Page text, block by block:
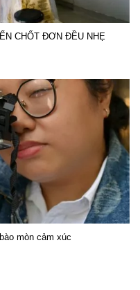
CHỐT ĐƠN ĐỀU NHẸ
mòn cảm xúc